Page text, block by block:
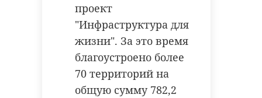
проект
"Инфраструктура для
жизни". За это время
благоустроено более
70 территорий на
общую сумму 782,2